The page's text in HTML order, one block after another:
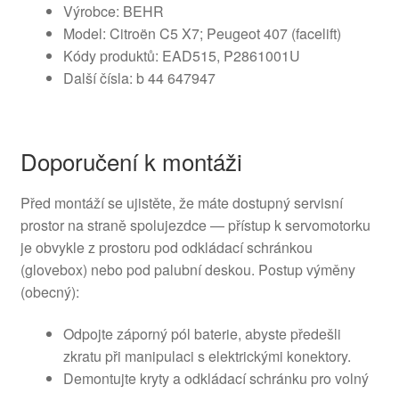
Výrobce: BEHR
Model: Citroën C5 X7; Peugeot 407 (facelift)
Kódy produktů: EAD515, P2861001U
Další čísla: b 44 647947
Doporučení k montáži
Před montáží se ujistěte, že máte dostupný servisní
prostor na straně spolujezdce — přístup k servomotorku
je obvykle z prostoru pod odkládací schránkou
(glovebox) nebo pod palubní deskou. Postup výměny
(obecný):
Odpojte záporný pól baterie, abyste předešli
zkratu při manipulaci s elektrickými konektory.
Demontujte kryty a odkládací schránku pro volný